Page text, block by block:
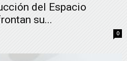
del Espacio
su...
0